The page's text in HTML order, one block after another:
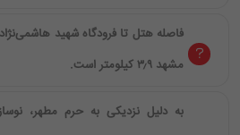
مشهد ۳٫۹ کیلومتر است.
به دلیل نزدیکی به حرم مطهر،